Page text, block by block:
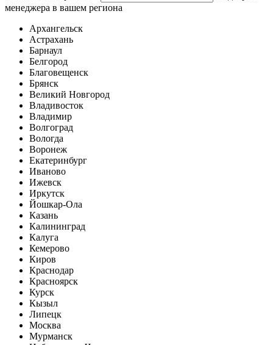
менеджера в вашем региона
Архангельск
Астрахань
Барнаул
Белгород
Благовещенск
Брянск
Великий Новгород
Владивосток
Владимир
Волгоград
Вологда
Воронеж
Екатеринбург
Иваново
Ижевск
Иркутск
Йошкар-Ола
Казань
Калининград
Калуга
Кемерово
Киров
Краснодар
Красноярск
Курск
Кызыл
Липецк
Москва
Мурманск